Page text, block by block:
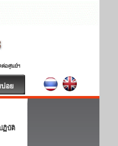
อย
ฏิบัติ